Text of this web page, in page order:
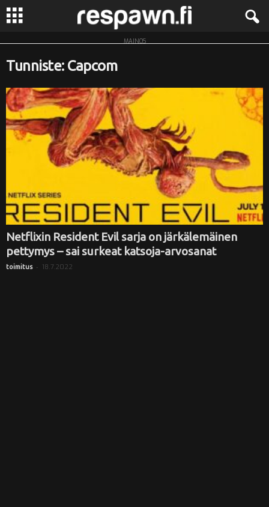
R
MAINOS
Tunniste: Capcom
Netflixin Resident Evil sarja on järkälemäinen
pettymys – sai surkeat katsoja-arvosanat
toimitus - 18.7.2022